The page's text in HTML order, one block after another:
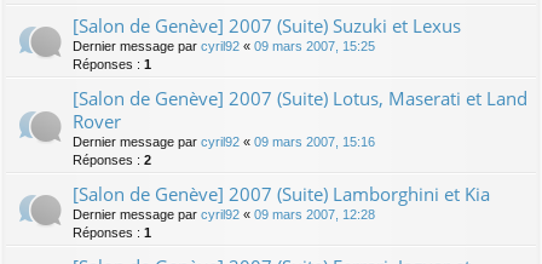
[Salon de Genève] 2007 (Suite) Suzuki et Lexus
Dernier message par cyril92 « 09 mars 2007, 15:25
Réponses : 1
[Salon de Genève] 2007 (Suite) Lotus, Maserati et Land
Rover
Dernier message par cyril92 « 09 mars 2007, 15:16
Réponses : 2
[Salon de Genève] 2007 (Suite) Lamborghini et Kia
Dernier message par cyril92 « 09 mars 2007, 12:28
Réponses : 1